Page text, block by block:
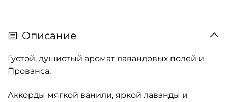
Описание
Густой, душистый аромат лавандовых полей и
Прованса.
Аккорды мягкой ванили, яркой лаванды и